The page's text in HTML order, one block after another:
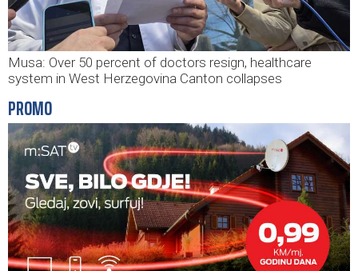
Musa: Over 50 percent of doctors resign, healthcare
system in West Herzegovina Canton collapses
PROMO